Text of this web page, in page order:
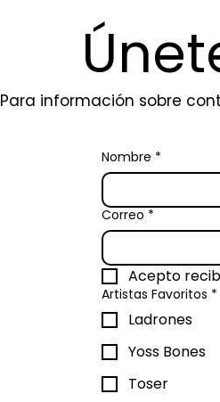
Para información sobre
Nombre *
Correo *
Acepto
Artistas Favoritos *
Ladrones
Yoss Bones
Toser